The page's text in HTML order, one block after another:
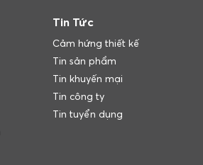
Tin Tức
Cảm hứng thiết kế
Tin sản phẩm
Tin khuyến mại
Tin công ty
Tin tuyển dụng